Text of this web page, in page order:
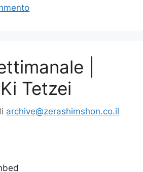
|
Tetzei
archive@zerashimshon.co.il